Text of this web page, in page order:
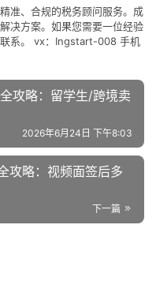
准、合规的税务顾问服务。成
决方案。如果您需要一位经验
系。 vx：Ingstart-008 手机
攻略：留学生/跨境卖
2026年6月24日 下午8:03
攻略：视频面签后多
下一篇